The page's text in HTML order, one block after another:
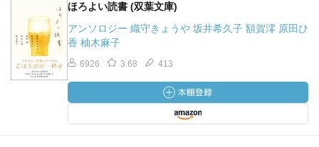
ほろよい読書 (双葉文庫)
アンソロジー 織守きょうや 坂井希久子 額賀澪 原田ひ
香 柚木麻子
6926 3.68 413